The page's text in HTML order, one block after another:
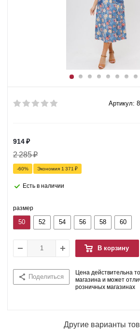
Артикул:
914₽
2 285₽
-60% Экономия 1 371 ₽
Есть в наличии
размер
50 52 54 56 58 60
В корзину
Поделиться
Цена действительна
магазина и может
розничных магазинах
Другие варианты